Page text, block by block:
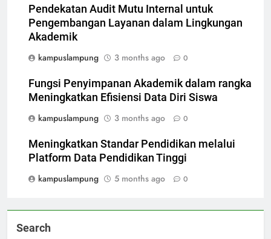
Pendekatan Audit Mutu Internal untuk
Pengembangan Layanan dalam Lingkungan
Akademik
kampuslampung
3 months ago 0
Fungsi Penyimpanan Akademik dalam rangka
Meningkatkan Efisiensi Data Diri Siswa
kampuslampung
3 months ago 0
Meningkatkan Standar Pendidikan melalui
Platform Data Pendidikan Tinggi
kampuslampung
5 months ago 0
Search